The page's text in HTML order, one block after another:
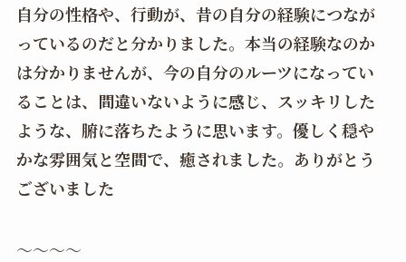
自分の性格や、行動が、昔の自分の経験につなが
っているのだと分かりました。本当の経験なのか
は分かりませんが、今の自分のルーツになってい
ることは、間違いないように感じ、スッキリした
ような、腑に落ちたように思います。優しく穏や
かな雰囲気と空間で、癒されました。ありがとう
ございました
〜〜〜〜